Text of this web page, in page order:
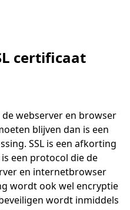
certificaat
webserver en browser
blijven dan is een
SSL is een afkorting
een protocol die de
en internetbrowser
wordt ook wel encryptie
wordt inmiddels